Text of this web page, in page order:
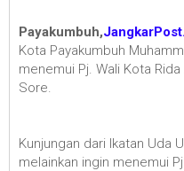
Payakumbuh,
Kota Payakumbuh
menemui Pj. Wali Kota
Sore.
Kunjungan dari Ikatan Uda
melainkan ingin menemui